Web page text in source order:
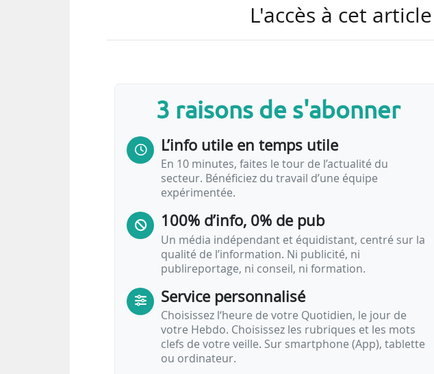
« Le Parlement européen réaffirme son soutien en
L'accès à cet
3 raisons de s'abonner
L’info utile en temps utile
En 10 minutes, faites le tour de l’actualité du
secteur. Bénéficiez du travail d’une équipe
expérimentée.
100% d’info, 0% de pub
Un média indépendant et équidistant, centré sur la
qualité de l’information. Ni publicité, ni
publireportage, ni conseil, ni formation.
Service personnalisé
Choisissez l‘heure de votre Quotidien, le jour de
votre Hebdo. Choisissez les rubriques et les mots
clefs de votre veille. Sur smartphone (App), tablette
ou ordinateur.